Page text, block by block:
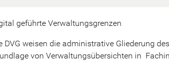
geführte Verwaltungsgrenzen
DVG weisen die administrative Gliederung
von Verwaltungsübersichten in